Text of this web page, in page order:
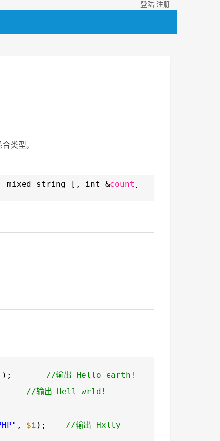
登陆 注册
类型。
mixed string [, int &count ]
);
//输出 Hello earth!
//输出 Hell wrld!
, $i );
//输出 Hxlly